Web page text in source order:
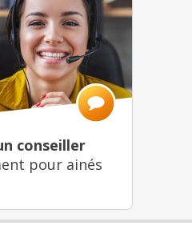
conseiller
pour ainés